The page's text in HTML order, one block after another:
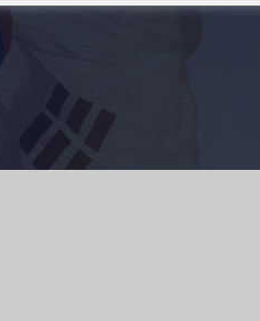
定性與定量研究